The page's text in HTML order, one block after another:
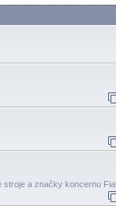
a značky koncernu